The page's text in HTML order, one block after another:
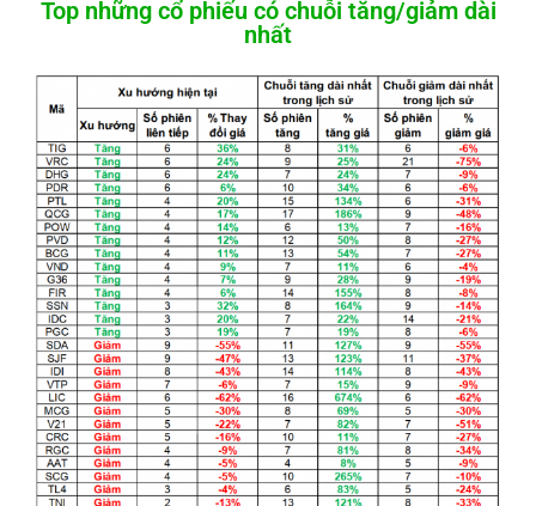
Top những cổ phiếu có chuỗi tăng/giảm dài
nhất